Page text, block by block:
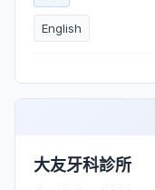
English
大友牙科診所